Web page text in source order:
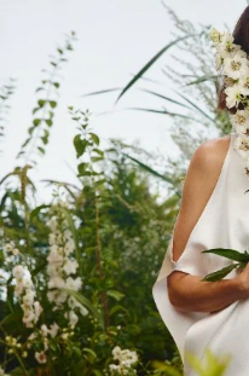
Очень важно не
банды. Необходимо
удалять
грядки после лука
возвращать лук на
Важен подбор сортов:
сильнее, чем острые.
тщательная изоляция
вредителя извне.
выращивании лука в
морковью (луковая
морковная не любит